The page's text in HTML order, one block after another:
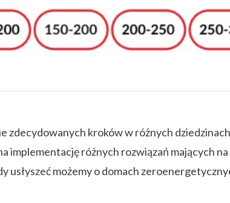
kroków w różnych
implementację różnych rozwiązań mających
możemy o domach